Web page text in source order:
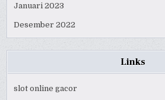
Januari 2023
Desember 2022
Links
slot online gacor